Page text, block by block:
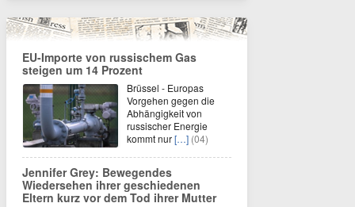
EU-Importe von russischem Gas
steigen um 14 Prozent
Brüssel - Europas
Vorgehen gegen die
Abhängigkeit von
russischer Energie
kommt nur[…] (04)
Jennifer Grey: Bewegendes
Wiedersehen ihrer geschiedenen
Eltern kurz vor dem Tod ihrer Mutter